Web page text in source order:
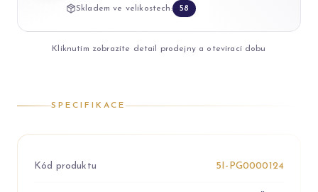
Skladem ve velikostech: 58
Kliknutím zobrazíte detail prodejny a otevírací dobu
SPECIFIKACE
Kód produktu 5I-PG0000124